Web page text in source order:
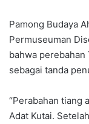
Pamong Budaya
Permuseuman
bahwa
sebagai tanda
“Perabahan tiang
Adat Kutai.